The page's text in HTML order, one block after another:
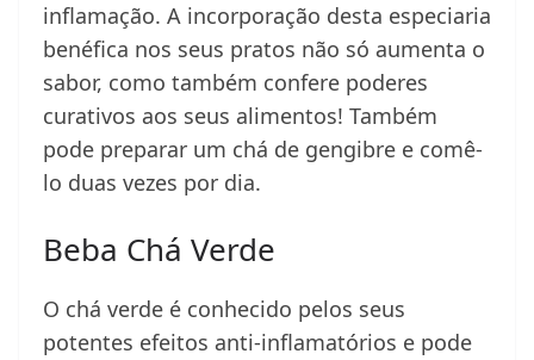
inflamação. A incorporação desta especiaria
benéfica nos seus pratos não só aumenta o
sabor, como também confere poderes
curativos aos seus alimentos! Também
pode preparar um chá de gengibre e comê-
lo duas vezes por dia.
Beba Chá Verde
O chá verde é conhecido pelos seus
potentes efeitos anti-inflamatórios e pode